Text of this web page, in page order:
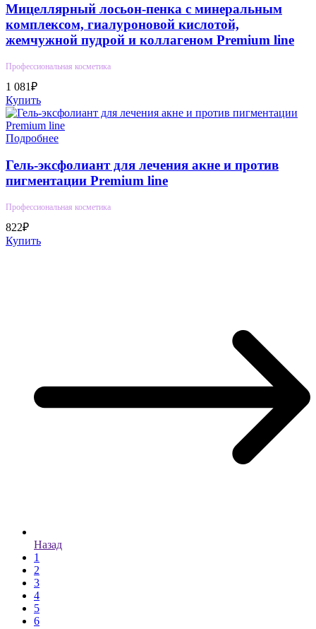
Мицеллярный лосьон-пенка с минеральным
комплексом, гиалуроновой кислотой,
жемчужной пудрой и коллагеном Premium line
Профессиональная косметика
1 081₽
Купить
Подробнее
Гель-эксфолиант для лечения акне и против
пигментации Premium line
Профессиональная косметика
822₽
Купить
Назад
1
2
3
4
5
6